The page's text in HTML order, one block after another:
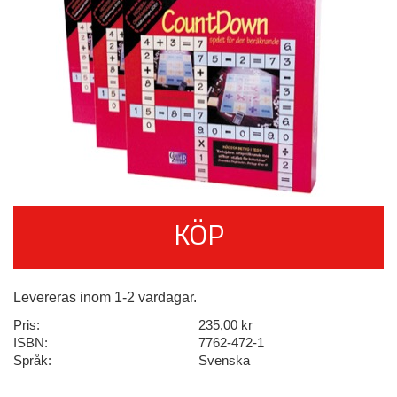
KÖP
Levereras inom 1-2 vardagar.
Pris:
235,00 kr
ISBN:
7762-472-1
Språk:
Svenska